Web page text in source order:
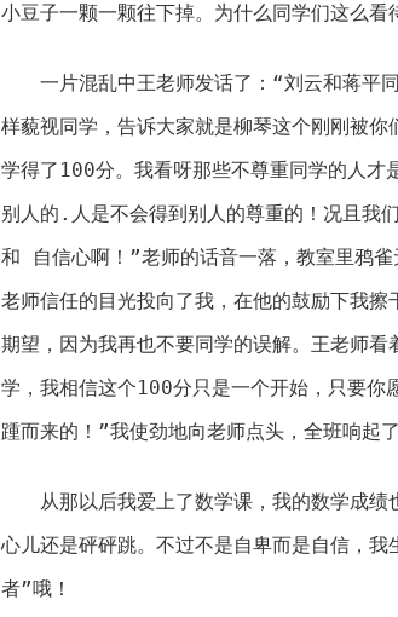
小豆子一颗一颗往下掉。为什么同学们这么看
一片混乱中王老师发话了：“刘云和蒋平
样藐视同学，告诉大家就是柳琴这个刚刚被你
学得了100分。我看呀那些不尊重同学的人才
别人的.人是不会得到别人的尊重的！况且我
和 自信心啊！”老师的话音一落，教室里鸦雀
老师信任的目光投向了我，在他的鼓励下我
期望，因为我再也不要同学的误解。王老师看
学，我相信这个100分只是一个开始，只要你
踵而来的！”我使劲地向老师点头，全班响起了
从那以后我爱上了数学课，我的数学成
心儿还是砰砰跳。不过不是自卑而是自信，
者”哦！